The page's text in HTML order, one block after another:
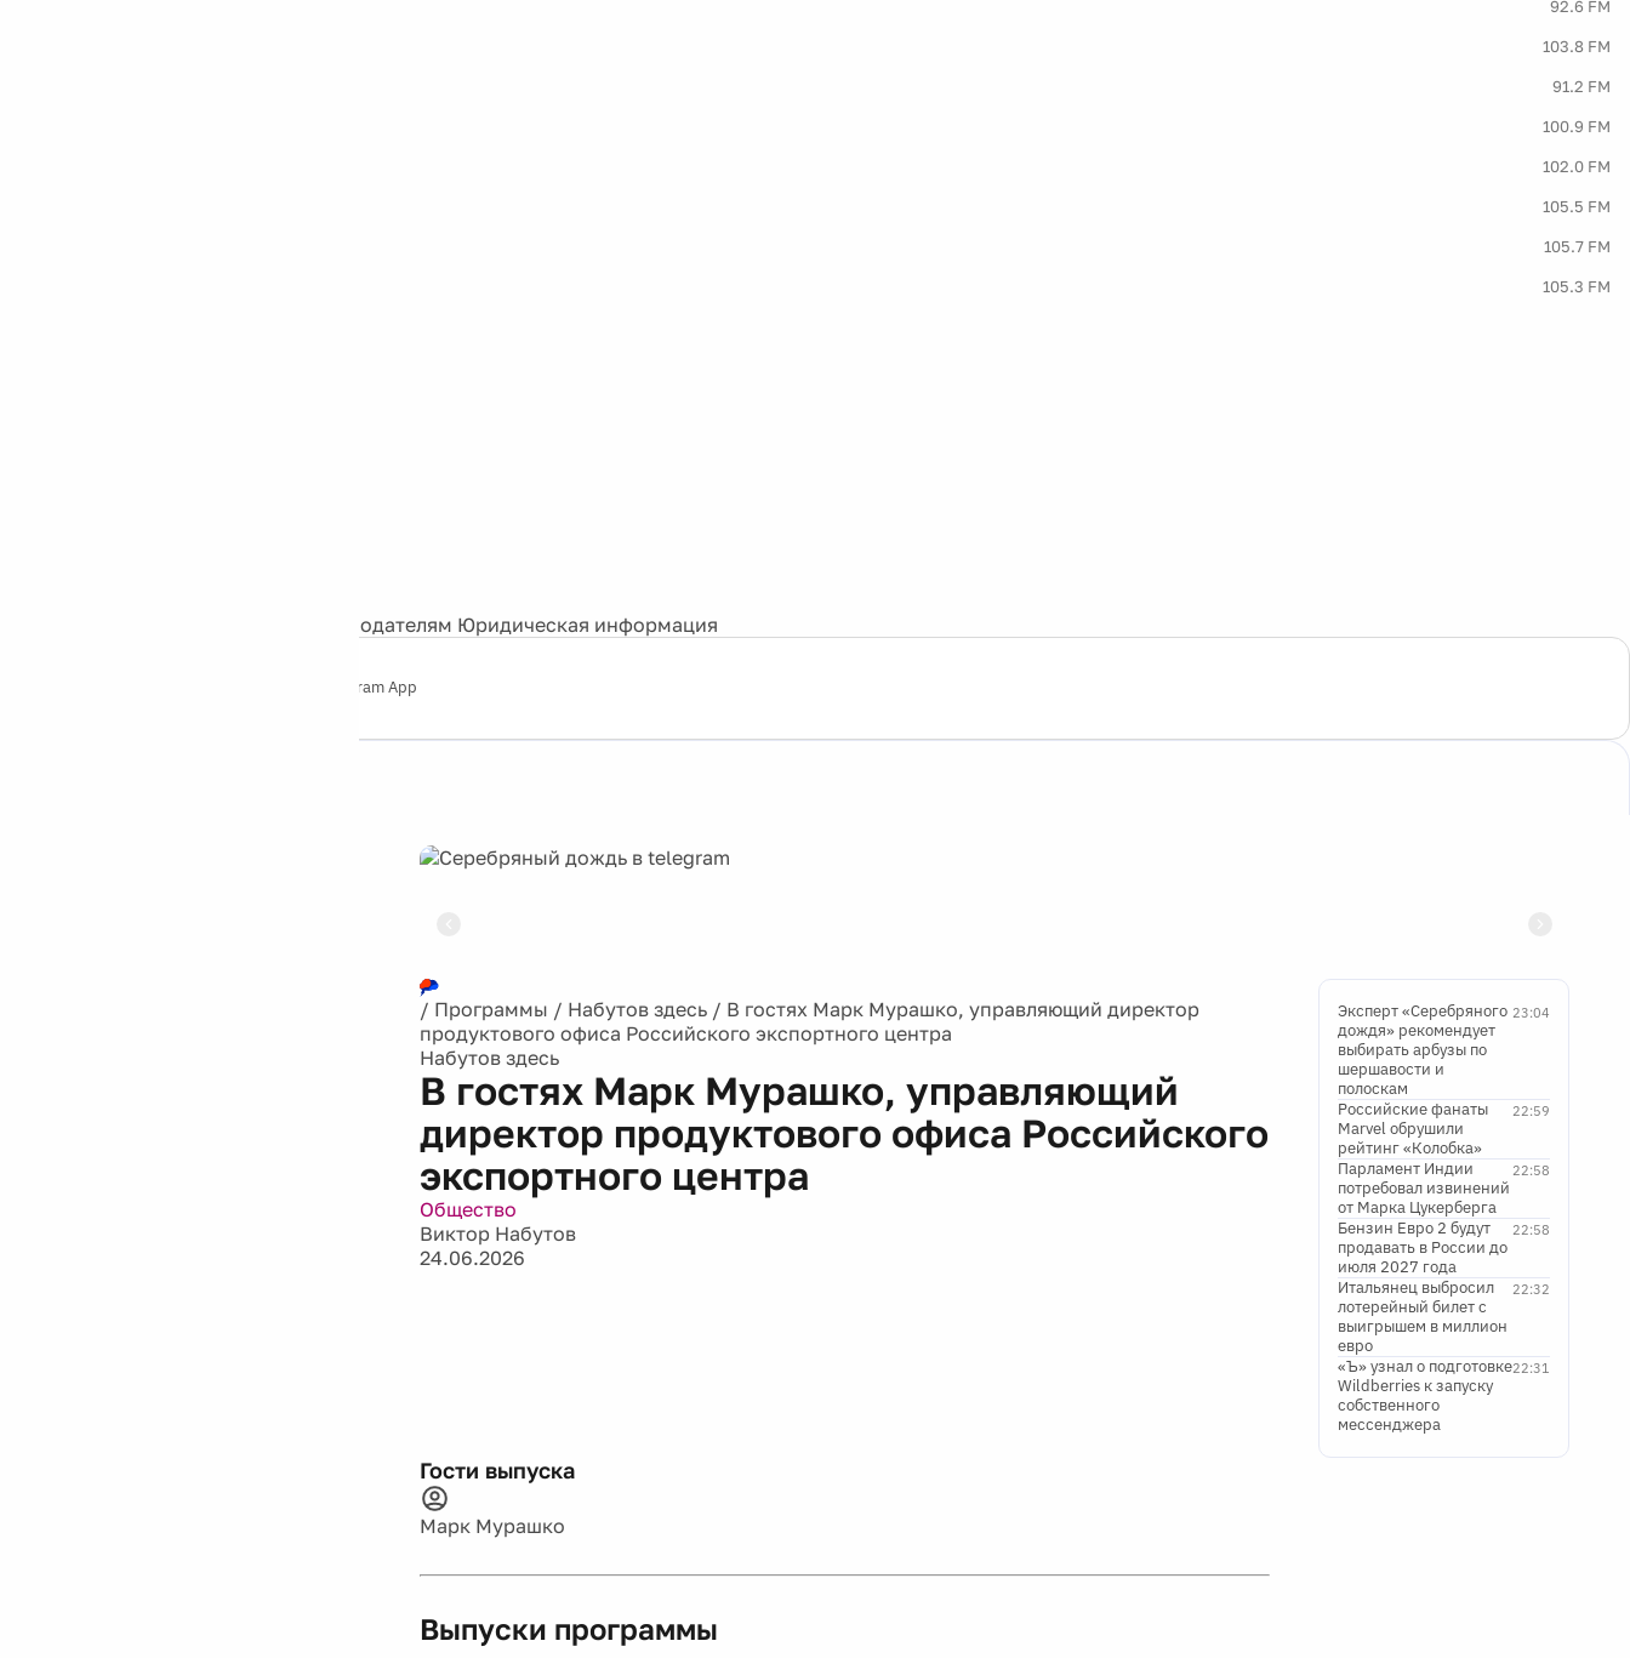
92.6 FM
103.8 FM
91.2 FM
100.9 FM
102.0 FM
105.5 FM
105.7 FM
105.3 FM
Рекламодателям Юридическая информация
Telegram App
/ Программы / Набутов здесь / В гостях Марк Мурашко, управляющий директор
продуктового офиса Российского экспортного центра
Набутов здесь
В гостях Марк Мурашко, управляющий
директор продуктового офиса Российского
экспортного центра
Общество
Виктор Набутов
24.06.2026
Гости выпуска
Марк Мурашко
Выпуски программы
23:04
Эксперт «Серебряного
дождя» рекомендует
выбирать арбузы по
шершавости и
полоскам
22:59
Российские фанаты
Marvel обрушили
рейтинг «Колобка»
22:58
Парламент Индии
потребовал извинений
от Марка Цукерберга
22:58
Бензин Евро 2 будут
продавать в России до
июля 2027 года
22:32
Итальянец выбросил
лотерейный билет с
выигрышем в миллион
евро
22:31
«Ъ» узнал о подготовке
Wildberries к запуску
собственного
мессенджера